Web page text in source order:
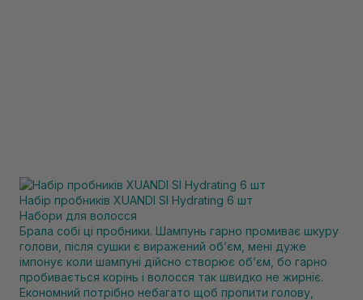
Набір пробників XUANDI SI Hydrating 6 шт
Набори для волосся
Брала собі ці пробники. Шампунь гарно промиває шкуру
голови, після сушки є виражений обʼєм, мені дуже
імпонує коли шампуні дійсно створює обʼєм, бо гарно
пробивається корінь і волосся так швидко не жирніє.
Економний потрібно небагато щоб пропити голову,